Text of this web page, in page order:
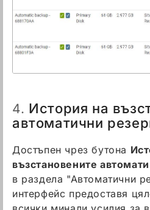
4. История на
автоматични
Достъпен чрез бутона
възстановените
в раздела "Автоматични
интерфейс предоставя